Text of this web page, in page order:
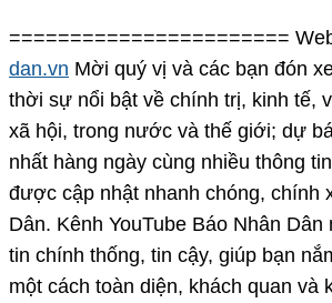
=======================
dan.vn Mời quý vị và các bạn đón
thời sự nổi bật về chính trị, kinh tế,
xã hội, trong nước và thế giới; dự
nhất hàng ngày cùng nhiều thông
được cập nhật nhanh chóng, chính
Dân. Kênh YouTube Báo Nhân Dân
tin chính thống, tin cậy, giúp bạn
một cách toàn diện, khách quan và